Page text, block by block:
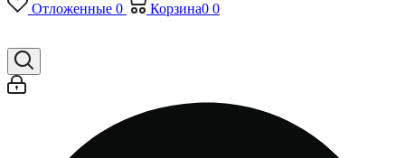
Отложенные 0 Корзина0 0